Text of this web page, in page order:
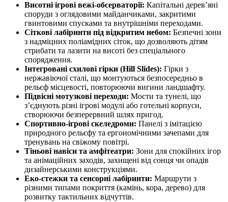
Висотні ігрові вежі-обсерваторії: Капітальні дерев’яні
споруди з оглядовими майданчиками, закритими
гвинтовими спусками та внутрішніми переходами.
Сіткові лабіринти під відкритим небом: Безпечні зони
з надміцних поліамідних сіток, що дозволяють дітям
стрибати та лазити на висоті без спеціального
спорядження.
Інтегровані схилові гірки (Hill Slides): Гірки з
нержавіючої сталі, що монтуються безпосередньо в
рельєф місцевості, повторюючи вигини ландшафту.
Підвісні мотузкові переходи: Мости та тунелі, що
з’єднують різні ігрові модулі або готельні корпуси,
створюючи безперервний шлях пригод.
Спортивно-ігрові скеледроми: Панелі з імітацією
природного рельєфу та ергономічними зачепами для
тренувань на свіжому повітрі.
Тіньові навіси та амфітеатри: Зони для спокійних ігор
та анімаційних заходів, захищені від сонця чи опадів
дизайнерськими конструкціями.
Еко-стежки та сенсорні лабіринти: Маршрути з
різними типами покриття (камінь, кора, дерево) для
розвитку тактильних відчуттів.